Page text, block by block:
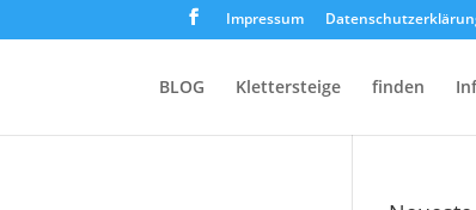
Impressum
BLOG Klettersteige finden